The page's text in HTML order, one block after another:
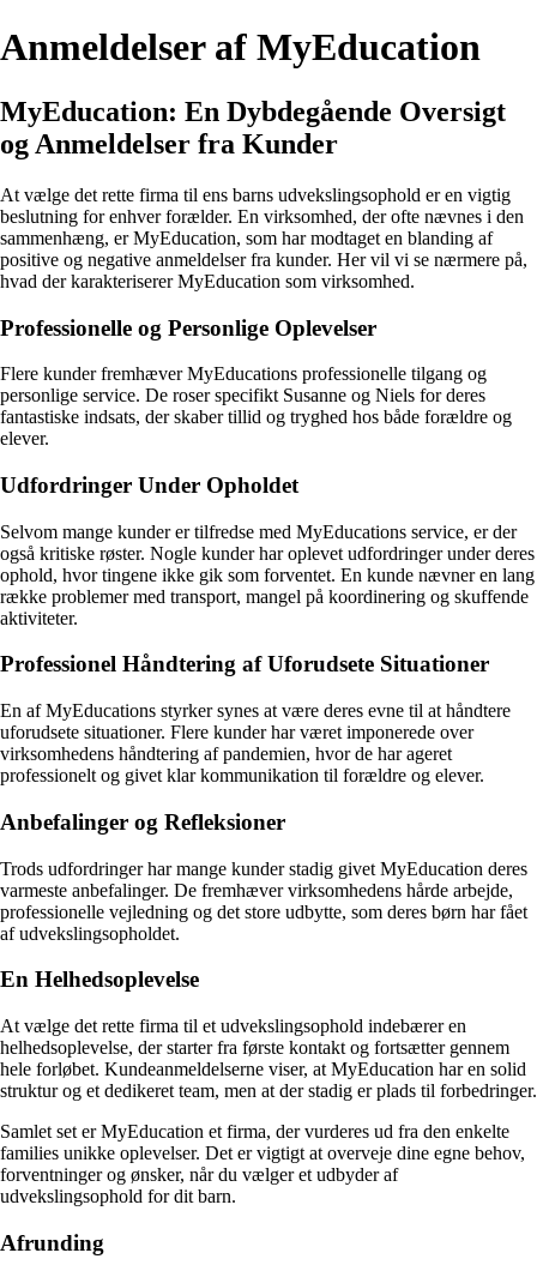
Anmeldelser af MyEducation
MyEducation: En Dybdegående Oversigt
og Anmeldelser fra Kunder
At vælge det rette firma til ens barns udvekslingsophold er en vigtig
beslutning for enhver forælder. En virksomhed, der ofte nævnes i den
sammenhæng, er MyEducation, som har modtaget en blanding af
positive og negative anmeldelser fra kunder. Her vil vi se nærmere på,
hvad der karakteriserer MyEducation som virksomhed.
Professionelle og Personlige Oplevelser
Flere kunder fremhæver MyEducations professionelle tilgang og
personlige service. De roser specifikt Susanne og Niels for deres
fantastiske indsats, der skaber tillid og tryghed hos både forældre og
elever.
Udfordringer Under Opholdet
Selvom mange kunder er tilfredse med MyEducations service, er der
også kritiske røster. Nogle kunder har oplevet udfordringer under deres
ophold, hvor tingene ikke gik som forventet. En kunde nævner en lang
række problemer med transport, mangel på koordinering og skuffende
aktiviteter.
Professionel Håndtering af Uforudsete Situationer
En af MyEducations styrker synes at være deres evne til at håndtere
uforudsete situationer. Flere kunder har været imponerede over
virksomhedens håndtering af pandemien, hvor de har ageret
professionelt og givet klar kommunikation til forældre og elever.
Anbefalinger og Refleksioner
Trods udfordringer har mange kunder stadig givet MyEducation deres
varmeste anbefalinger. De fremhæver virksomhedens hårde arbejde,
professionelle vejledning og det store udbytte, som deres børn har fået
af udvekslingsopholdet.
En Helhedsoplevelse
At vælge det rette firma til et udvekslingsophold indebærer en
helhedsoplevelse, der starter fra første kontakt og fortsætter gennem
hele forløbet. Kundeanmeldelserne viser, at MyEducation har en solid
struktur og et dedikeret team, men at der stadig er plads til forbedringer.
Samlet set er MyEducation et firma, der vurderes ud fra den enkelte
families unikke oplevelser. Det er vigtigt at overveje dine egne behov,
forventninger og ønsker, når du vælger et udbyder af
udvekslingsophold for dit barn.
Afrunding